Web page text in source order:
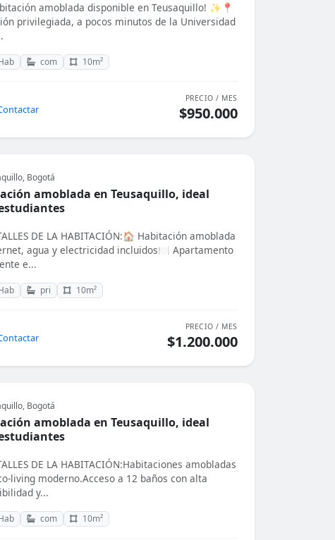
amoblada disponible en Teusaquillo! ✨📍
privilegiada, a pocos minutos de la Universidad
com 10m²
PRECIO / MES
$950.000
Bogotá
amoblada en Teusaquillo, ideal
DE LA HABITACIÓN:🏠 Habitación amoblada
agua y electricidad incluidos🍽️ Apartamento
e...
pri 10m²
PRECIO / MES
$1.200.000
Bogotá
amoblada en Teusaquillo, ideal
DE LA HABITACIÓN:Habitaciones amobladas
living moderno.Acceso a 12 baños con alta
y...
com 10m²